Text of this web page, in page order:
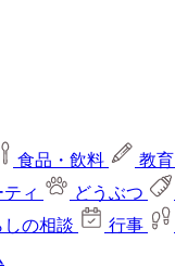
食品・飲料 教育
ティ どうぶつ
しの相談 行事